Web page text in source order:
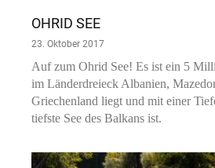
OHRID SEE
23. Oktober 2017
Auf zum Ohrid See! Es ist ein 5
im Länderdreieck Albanien,
Griechenland liegt und mit einer
tiefste See des Balkans ist.